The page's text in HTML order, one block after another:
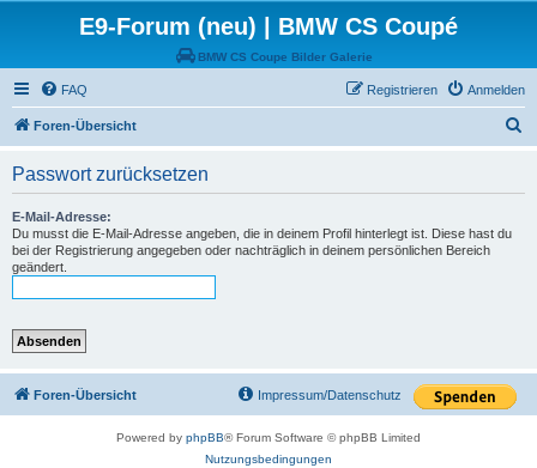
E9-Forum (neu) | BMW CS Coupé
BMW CS Coupe Bilder Galerie
FAQ Anmelden
Registrieren
Foren-Übersicht
Passwort zurücksetzen
E-Mail-Adresse:
Du musst die E-Mail-Adresse angeben, die in deinem Profil hinterlegt ist. Diese hast du
bei der Registrierung angegeben oder nachträglich in deinem persönlichen Bereich
geändert.
Foren-Übersicht Impressum/Datenschutz
Powered by phpBB® Forum Software © phpBB Limited
Nutzungsbedingungen